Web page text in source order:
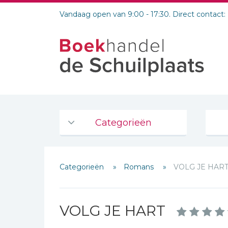
Vandaag open van 9:00 - 17:30. Direct contact:
Categorieën
De Bijbel
Bijbelse Dagboeken 2026
Bijbelstudie groepen
Categorieën Romans VOLG JE HART
VOLG JE HART